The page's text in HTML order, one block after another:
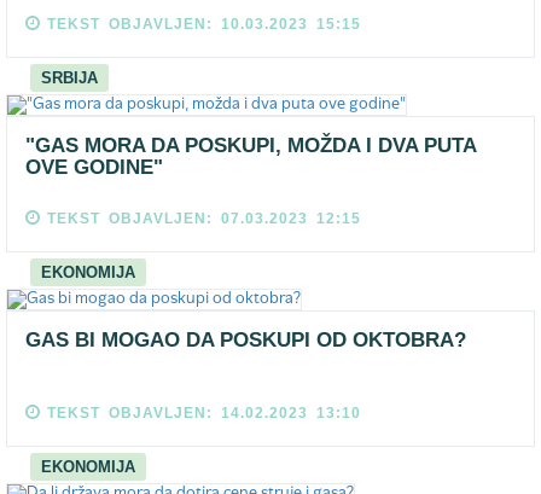
TEKST OBJAVLJEN: 10.03.2023 15:15
SRBIJA
"GAS MORA DA POSKUPI, MOŽDA I DVA PUTA
OVE GODINE"
TEKST OBJAVLJEN: 07.03.2023 12:15
EKONOMIJA
GAS BI MOGAO DA POSKUPI OD OKTOBRA?
TEKST OBJAVLJEN: 14.02.2023 13:10
EKONOMIJA